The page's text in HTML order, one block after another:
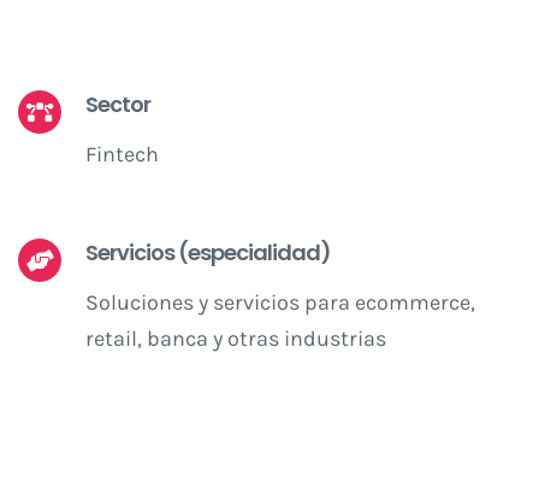
Sector
Fintech
Servicios (especialidad)
Soluciones y servicios para ecommerce,
retail, banca y otras industrias